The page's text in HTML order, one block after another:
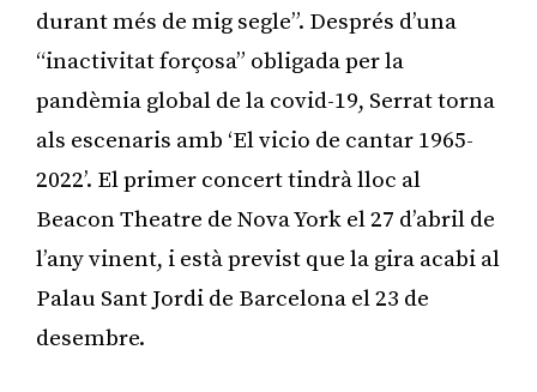
durant més de mig segle”. Després d’una
“inactivitat forçosa” obligada per la
pandèmia global de la covid-19, Serrat torna
als escenaris amb ‘El vicio de cantar 1965-
2022’. El primer concert tindrà lloc al
Beacon Theatre de Nova York el 27 d’abril de
l’any vinent, i està previst que la gira acabi al
Palau Sant Jordi de Barcelona el 23 de
desembre.